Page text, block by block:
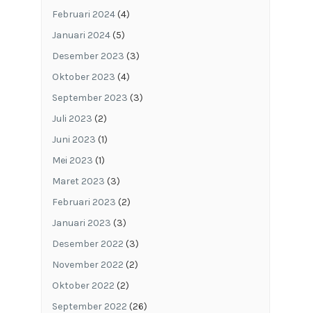
Februari 2024(4)
Januari 2024(5)
Desember 2023 (3)
Oktober 2023 (4)
September 2023 (3)
Juli 2023 (2)
Juni 2023 (1)
Mei 2023 (1)
Maret 2023 (3)
Februari 2023 (2)
Januari 2023 (3)
Desember 2022 (3)
November 2022 (2)
Oktober 2022 (2)
September 2022 (26)